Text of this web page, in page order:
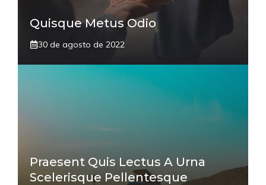
Quisque Metus Odio
30 de agosto de 2022
Praesent Quis Lectus A Urna
Scelerisque Pellentesque